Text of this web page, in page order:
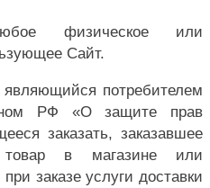
физическое или
Сайт.
потребителем
РФ «О защите прав
заказать, заказавшее
в магазине или
заказе услуги доставки